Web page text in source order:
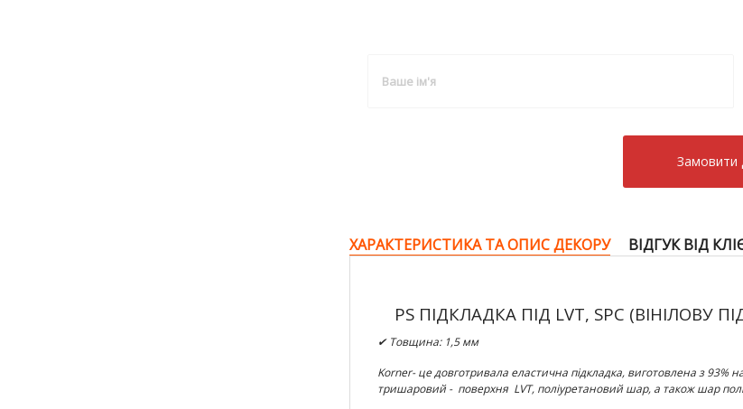
Замовити
ХАРАКТЕРИСТИКА ТА ОПИС ДЕКОРУ ВІДГУК ВІД
PS ПІДКЛАДКА ПІД LVT, SPC (ВІНІЛОВУ
✔ Товщина: 1,5 мм
Korner- це довготривала еластична підкладка, виготовлена з 93%
тришаровий - поверхня LVT, поліуретановий шар, а також шар